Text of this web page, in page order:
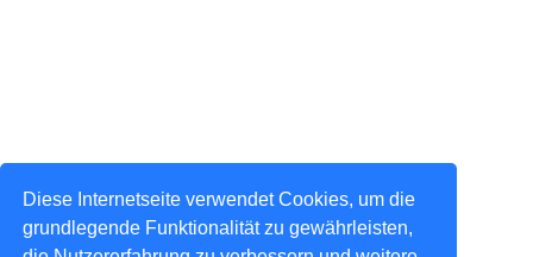
Diese Internetseite verwendet Cookies, um die
grundlegende Funktionalität zu gewährleisten,